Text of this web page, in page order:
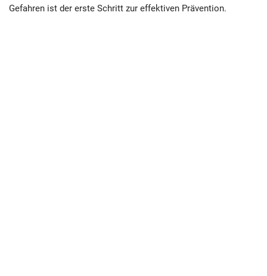
Gefahren ist der erste Schritt zur effektiven Prävention.